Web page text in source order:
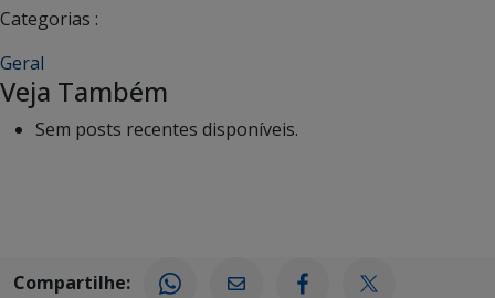
Categorias :
Geral
Veja Também
Sem posts recentes disponíveis.
Compartilhe: